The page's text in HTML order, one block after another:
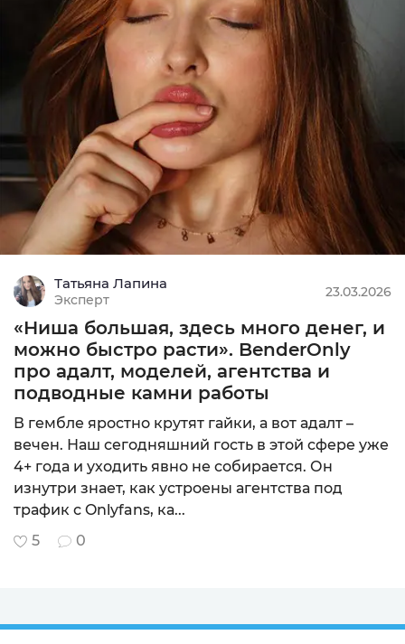
Татьяна Лапина
Эксперт
23.03.2026
«Ниша большая, здесь много денег, и
можно быстро расти». BenderOnly
про адалт, моделей, агентства и
подводные камни работы
В гембле яростно крутят гайки, а вот адалт –
вечен. Наш сегодняшний гость в этой сфере уже
4+ года и уходить явно не собирается. Он
изнутри знает, как устроены агентства под
трафик с Onlyfans, ка...
5
0